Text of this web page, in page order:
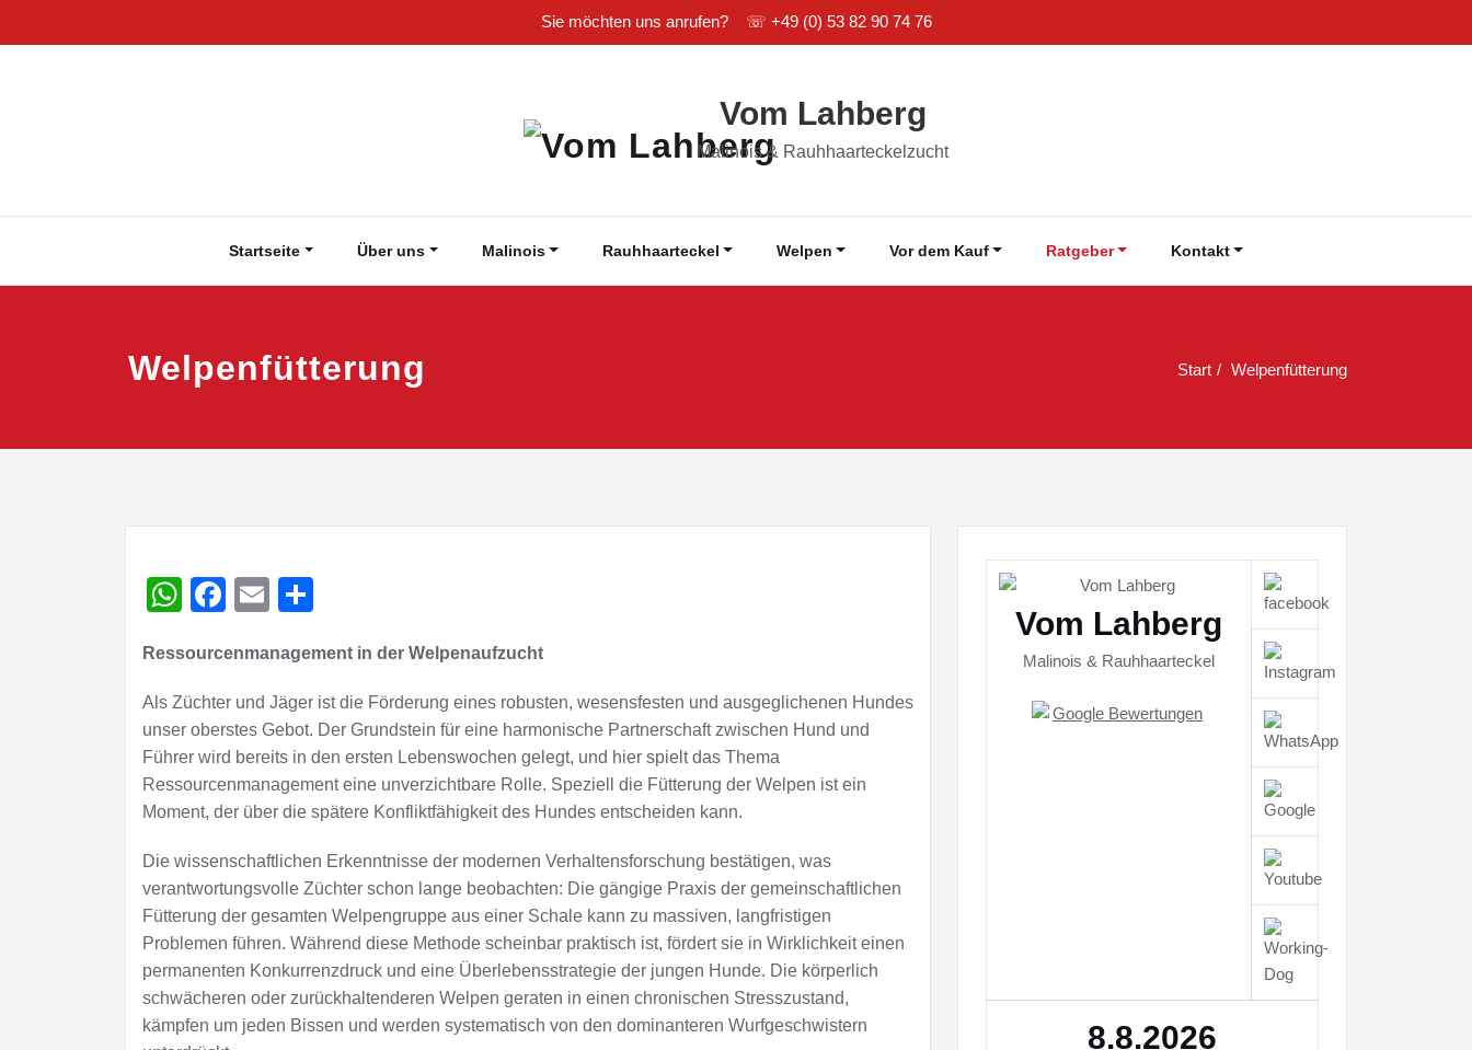
Sie möchten uns anrufen? ☏ +49 (0) 53 82 90 74 76
Vom Lahberg
Malinois & Rauhhaarteckelzucht
Startseite Über uns Malinois Rauhhaarteckel Welpen Vor dem Kauf Ratgeber Kontakt
Welpenfütterung Start Welpenfütterung
WhatsApp
Facebook
Email
Ressourcenmanagement in der Welpenaufzucht
Als Züchter und Jäger ist die Förderung eines robusten, wesensfesten und ausgeglichenen Hundes
unser oberstes Gebot. Der Grundstein für eine harmonische Partnerschaft zwischen Hund und
Führer wird bereits in den ersten Lebenswochen gelegt, und hier spielt das Thema
Ressourcenmanagement eine unverzichtbare Rolle. Speziell die Fütterung der Welpen ist ein
Moment, der über die spätere Konfliktfähigkeit des Hundes entscheiden kann.
Die wissenschaftlichen Erkenntnisse der modernen Verhaltensforschung bestätigen, was
verantwortungsvolle Züchter schon lange beobachten: Die gängige Praxis der gemeinschaftlichen
Fütterung der gesamten Welpengruppe aus einer Schale kann zu massiven, langfristigen
Problemen führen. Während diese Methode scheinbar praktisch ist, fördert sie in Wirklichkeit einen
permanenten Konkurrenzdruck und eine Überlebensstrategie der jungen Hunde. Die körperlich
schwächeren oder zurückhaltenderen Welpen geraten in einen chronischen Stresszustand,
kämpfen um jeden Bissen und werden systematisch von den dominanteren Wurfgeschwistern
Vom Lahberg
Malinois & Rauhhaarteckel
8.8.2026